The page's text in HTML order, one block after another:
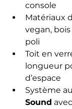
console
Matériaux
vegan,
poli
Toit en
longueur
d’espace
Système
Sound